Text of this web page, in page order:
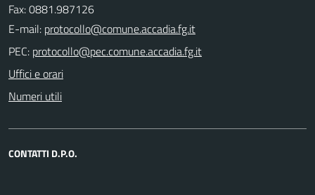
Fax: 0881.987126
E-mail:
PEC:
Uffici e orari
Numeri utili
CONTATTI D.P.O.